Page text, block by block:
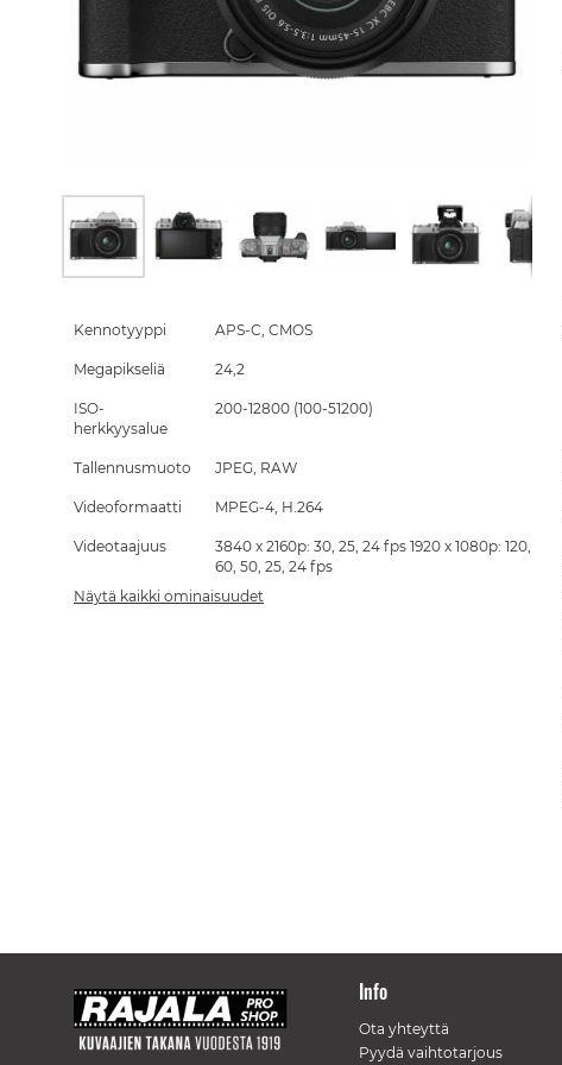
the
images
gallery
Kennotyyppi APS-C, CMOS
Megapikseliä 24,2
ISO-
herkkyysalue
200-12800 (100-51200)
Tallennusmuoto JPEG, RAW
Videoformaatti MPEG-4, H.264
Videotaajuus
3840 x 2160p: 30, 25, 24 fps 1920 x 1080p: 120,
60, 50, 25, 24 fps
Näytä kaikki ominaisuudet
Info
Ota yhteyttä
Pyydä vaihtotarjous